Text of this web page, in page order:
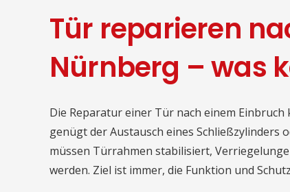
Tür reparieren
Nürnberg – was
Die Reparatur einer Tür nach einem
genügt der Austausch eines Schließzylinders
müssen Türrahmen stabilisiert,
werden. Ziel ist immer, die Funktion und